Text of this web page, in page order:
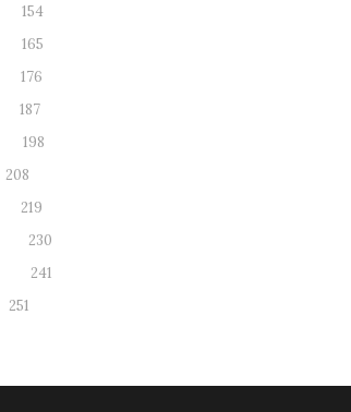
154
165
176
187
198
208
219
230
241
251